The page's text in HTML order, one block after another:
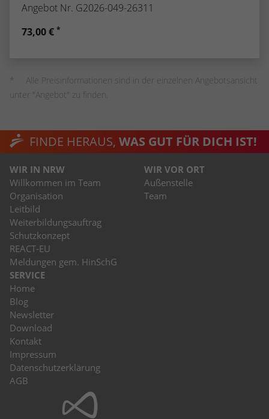
Angebot Nr. G2026-049-26311
73,00 € *
Alle Preisinformationen sind in der einzelnen Angebotsansicht
unter "Angebot" zu finden.
FINDE HERAUS, WAS GUT FÜR DICH IST!
WIR IN NRW
Willkommen im Team
Organisation
Leitbild
Weiterbildungsauftrag
Schutzkonzept
REACT-EU
Meldungen gem. HinSchG
WIR VOR ORT
Außenstelle
Team
SERVICE
Home
Blog
Newsletter
Download
Kontakt
Impressum
Datenschutzerklärung
AGB